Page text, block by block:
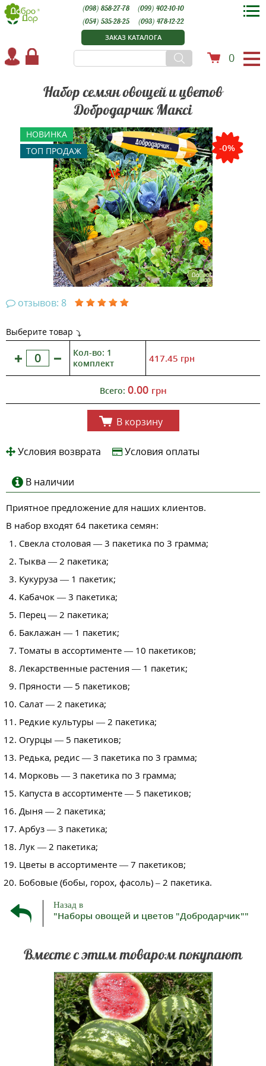
ЗАКАЗ КАТАЛОГА
0
(098) 858-27-78
(099) 402-10-10
(054) 535-28-25
(093) 478-12-22
Набор семян овощей и цветов
Добродарчик Максі
НОВИНКА
ТОП ПРОДАЖ
-0%
отзывов: 8
Выберите товар
Кол-во: 1
комплект
417.45 грн
Всего: 0.00 грн
В корзину
Условия возврата Условия оплаты
В наличии
Приятное предложение для наших клиентов.
В набор входят 64 пакетика семян:
Свекла столовая — 3 пакетика по 3 грамма;
Тыква — 2 пакетика;
Кукуруза — 1 пакетик;
Кабачок — 3 пакетика;
Перец — 2 пакетика;
Баклажан — 1 пакетик;
Томаты в ассортименте — 10 пакетиков;
Лекарственные растения — 1 пакетик;
Пряности — 5 пакетиков;
Салат — 2 пакетика;
Редкие культуры — 2 пакетика;
Огурцы — 5 пакетиков;
Редька, редис — 3 пакетика по 3 грамма;
Морковь — 3 пакетика по 3 грамма;
Капуста в ассортименте — 5 пакетиков;
Дыня — 2 пакетика;
Арбуз — 3 пакетика;
Лук — 2 пакетика;
Цветы в ассортименте — 7 пакетиков;
Бобовые (бобы, горох, фасоль) – 2 пакетика.
Назад в
"Наборы овощей и цветов "Добродарчик""
Вместе с этим товаром покупают
Среднеспелый сорт арбузов. От
всходов до созревания проходит
85-95 дней. Данный сорт можно
выращивать в открытом грунте и
под пленкой. Плоды
шарообразной формы, среднего
размера, 4-7 килограммов,
имеют светло-зелёную окраску с